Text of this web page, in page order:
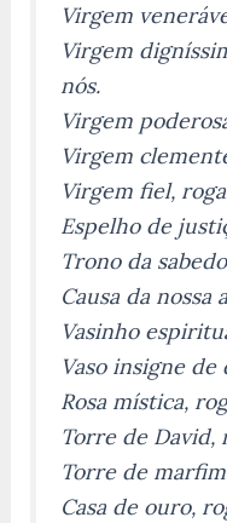
Virgem
Virgem
nós.
Virgem
Virgem
Virgem fiel,
Espelho de
Trono da
Causa da nossa
Vasinho
Vaso insigne
Rosa mística,
Torre de David,
Torre de
Casa de ouro,